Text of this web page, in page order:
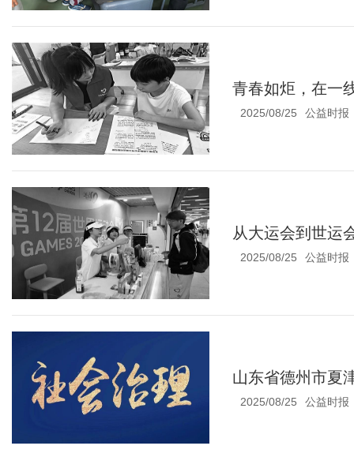
青春如炬，在一
2025/08/25 公益时报
从大运会到世运
2025/08/25 公益时报
山东省德州市夏
2025/08/25 公益时报